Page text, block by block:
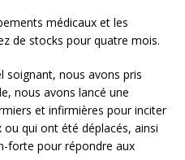
médicaux et les
de stocks pour quatre mois.
soignant, nous avons pris
nous avons lancé une
et infirmières pour inciter
qui ont été déplacés, ainsi
forte pour répondre aux